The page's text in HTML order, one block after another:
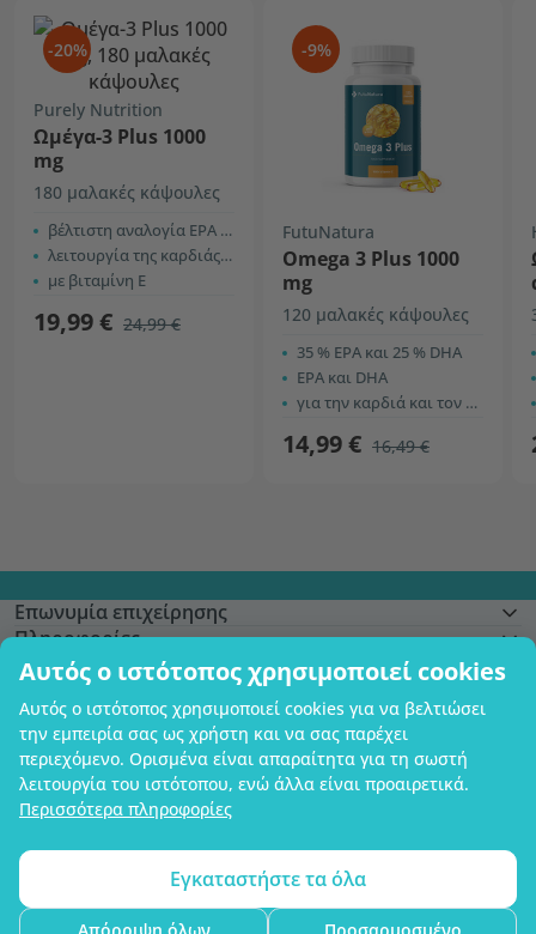
Αυτός ο ιστότοπος χρησιμοποιεί cookies
Αυτός ο ιστότοπος χρησιμοποιεί cookies για να βελτιώσει
την εμπειρία σας ως χρήστη και να σας παρέχει
περιεχόμενο. Ορισμένα είναι απαραίτητα για τη σωστή
λειτουργία του ιστότοπου, ενώ άλλα είναι προαιρετικά.
Περισσότερα πληροφορίες
Εγκαταστήστε τα όλα
-20%
Purely Nutrition
Ωμέγα-3 Plus 1000
mg
180 μαλακές κάψουλες
βέλτιστη αναλογία EPA και DHA
λειτουργία της καρδιάς, του εγκεφάλου + όραση
με βιταμίνη Ε
19,99 € 24,99 €
-9%
FutuNatura
Omega 3 Plus 1000
mg
120 μαλακές κάψουλες
35 % ΕPA και 25 % DHA
ΕPA και DHA
για την καρδιά και τον εγκέφαλο
14,99 € 16,49 €
Επωνυμία επιχείρησης
Πληροφορίες
Γίνετε μέλος
Βοήθεια και παραγγελίες
Δυνατότητα πληρωμής με κάρτα. Εγγυημένη προστασία των προσωπικών
σας δεδομένων μέσω κρυπτογράφησης SSL.
Χάρτης ιστότοπουΧρήση των cookiesΡυθμίσεις cookies